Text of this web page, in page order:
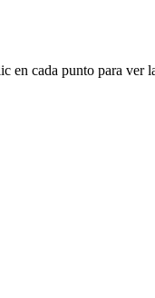
en cada punto para ver